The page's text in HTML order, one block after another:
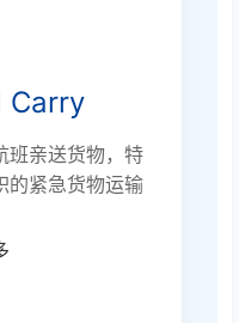
Carry
班亲送货物，特
的紧急货物运输